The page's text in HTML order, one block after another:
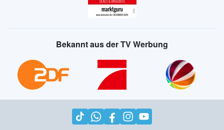
Bekannt aus der TV Werbung